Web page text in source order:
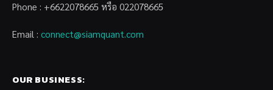
Phone : +6622078665 หรือ 022078665
Email : connect@siamquant.com
OUR BUSINESS: